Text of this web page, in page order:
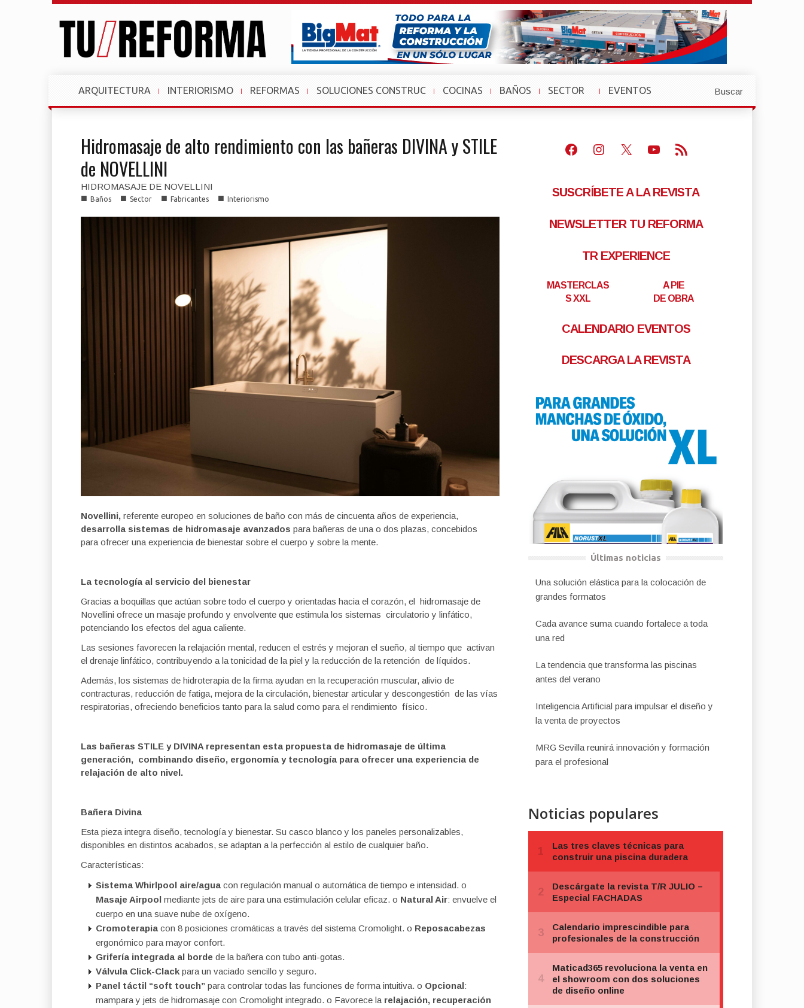
ARQUITECTURA INTERIORISMO REFORMAS SOLUCIONES CONSTRUC COCINAS BAÑOS
SECTOR
»
EVENTOS
»
Buscar
Hidromasaje de alto rendimiento con las bañeras DIVINA y STILE
de NOVELLINI
HIDROMASAJE DE NOVELLINI
■ Baños ■ Sector ■ Fabricantes ■ Interiorismo
Novellini, referente europeo en soluciones de baño con más de cincuenta años de experiencia,
desarrolla sistemas de hidromasaje avanzados para bañeras de una o dos plazas, concebidos
para ofrecer una experiencia de bienestar sobre el cuerpo y sobre la mente.
La tecnología al servicio del bienestar
Gracias a boquillas que actúan sobre todo el cuerpo y orientadas hacia el corazón, el hidromasaje de
Novellini ofrece un masaje profundo y envolvente que estimula los sistemas circulatorio y linfático,
potenciando los efectos del agua caliente.
Las sesiones favorecen la relajación mental, reducen el estrés y mejoran el sueño, al tiempo que activan
el drenaje linfático, contribuyendo a la tonicidad de la piel y la reducción de la retención de líquidos.
Además, los sistemas de hidroterapia de la firma ayudan en la recuperación muscular, alivio de
contracturas, reducción de fatiga, mejora de la circulación, bienestar articular y descongestión de las vías
respiratorias, ofreciendo beneficios tanto para la salud como para el rendimiento físico.
Las bañeras STILE y DIVINA representan esta propuesta de hidromasaje de última
generación, combinando diseño, ergonomía y tecnología para ofrecer una experiencia de
relajación de alto nivel.
Bañera Divina
Esta pieza integra diseño, tecnología y bienestar. Su casco blanco y los paneles personalizables,
disponibles en distintos acabados, se adaptan a la perfección al estilo de cualquier baño.
Características:
Sistema Whirlpool aire/agua con regulación manual o automática de tiempo e intensidad. o
Masaje Airpool mediante jets de aire para una estimulación celular eficaz. o Natural Air: envuelve el
cuerpo en una suave nube de oxígeno.
Cromoterapia con 8 posiciones cromáticas a través del sistema Cromolight. o Reposacabezas
ergonómico para mayor confort.
Grifería integrada al borde de la bañera con tubo anti-gotas.
Válvula Click-Clack para un vaciado sencillo y seguro.
Panel táctil “soft touch” para controlar todas las funciones de forma intuitiva. o Opcional:
mampara y jets de hidromasaje con Cromolight integrado. o Favorece la relajación, recuperación
Facebook
Instagram
X Youtube
Feed RSS
SUSCRÍBETE A LA REVISTA
NEWSLETTER TU REFORMA
TR EXPERIENCE
MASTERCLAS
S XXL
A PIE
DE OBRA
CALENDARIO EVENTOS
DESCARGA LA REVISTA
Últimas noticias
Una solución elástica para la colocación de
grandes formatos
Cada avance suma cuando fortalece a toda
una red
La tendencia que transforma las piscinas
antes del verano
Inteligencia Artificial para impulsar el diseño y
la venta de proyectos
MRG Sevilla reunirá innovación y formación
para el profesional
Noticias populares